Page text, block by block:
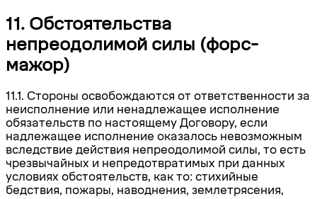
11. Обстоятельства
непреодолимой силы (форс-
мажор)
11.1. Стороны освобождаются от ответственности за
неисполнение или ненадлежащее исполнение
обязательств по настоящему Договору, если
надлежащее исполнение оказалось невозможным
вследствие действия непреодолимой силы, то есть
чрезвычайных и непредотвратимых при данных
условиях обстоятельств, как то: стихийные
бедствия, пожары, наводнения, землетрясения,